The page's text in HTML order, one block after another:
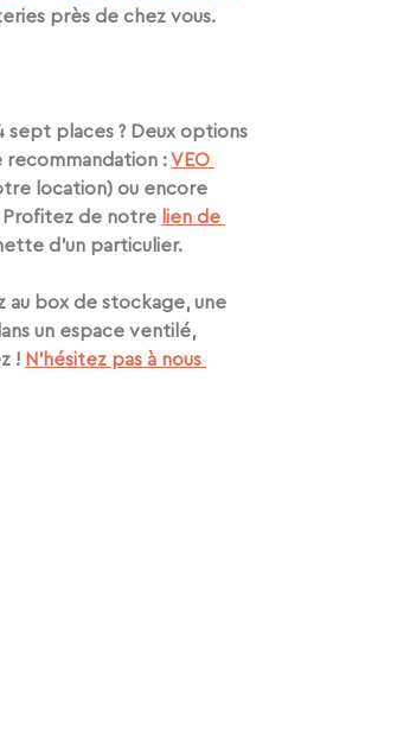
près de chez vous.
sept places ? Deux options
recommandation : VEO
location) ou encore
Profitez de notre lien de
d’un particulier.
au box de stockage, une
un espace ventilé,
! N’hésitez pas à nous